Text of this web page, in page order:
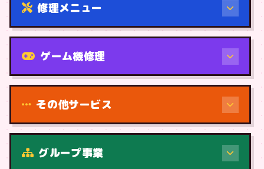
修理メニュー
機種から
ゲーム機修理
その他サービス
グループ事業